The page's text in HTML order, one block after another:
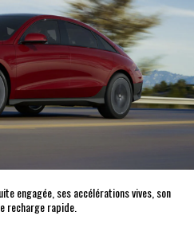
engagée, ses accélérations vives, son
recharge rapide.